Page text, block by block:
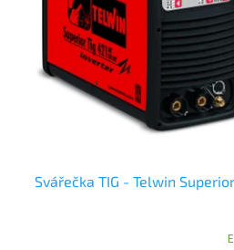
Svářečka TIG - Telwin